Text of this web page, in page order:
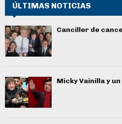
ÚLTIMAS NOTICIAS
Canciller de
Micky Vainilla y